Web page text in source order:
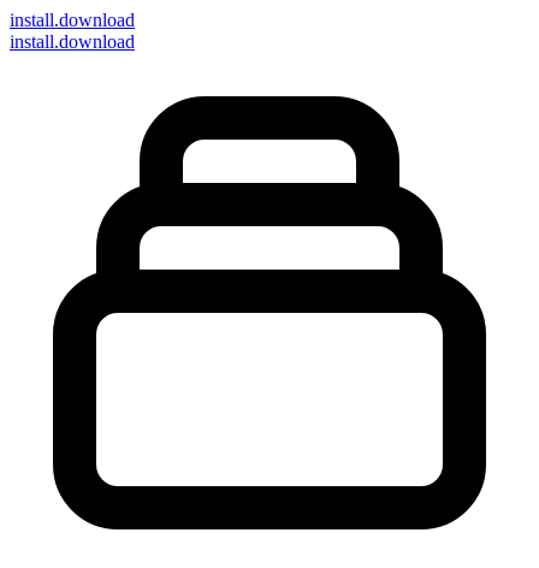
install.download
install.download